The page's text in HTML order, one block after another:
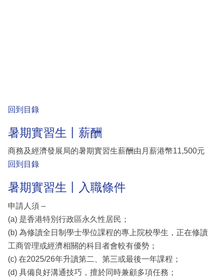
回到目錄
暑期實習生丨薪酬
商務及經濟發展局的暑期實習生薪酬由月薪港幣11,500元
回到目錄
暑期實習生丨入職條件
申請人須 –
(a) 是香港特別行政區永久性居民；
(b) 為修讀全日制學士學位課程的專上院校學生，正在修讀
工商管理或經濟相關的科目者會較有優勢；
(c) 在2025/26年升讀第二、第三或最後一年課程；
(d) 具備良好溝通技巧，擅於同時兼顧多項任務；